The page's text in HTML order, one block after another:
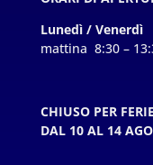
Lunedì / Venerdì
mattina 8:30 –
CHIUSO PER FERIE
DAL 10 AL 14